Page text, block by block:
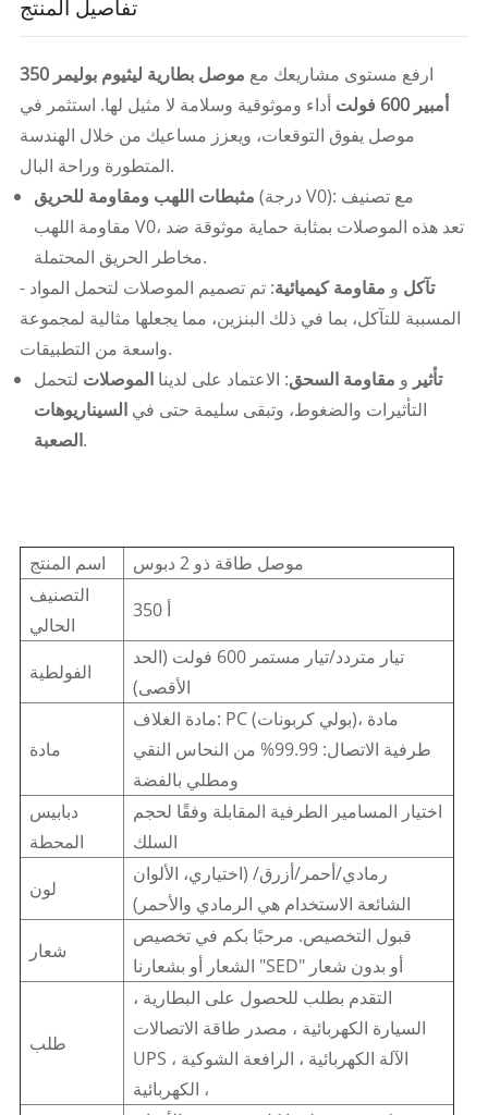
تفاصيل المنتج
ارفع مستوى مشاريعك مع
موصل بطارية ليثيوم بوليمر 350
أمبير 600 فولت
أداء وموثوقية وسلامة لا مثيل لها. استثمر في
موصل يفوق التوقعات، ويعزز مساعيك من خلال الهندسة
المتطورة وراحة البال.
مثبطات اللهب ومقاومة للحريق (درجة V0): مع تصنيف
مقاومة اللهب V0، تعد هذه الموصلات بمثابة حماية موثوقة ضد
مخاطر الحريق المحتملة.
-
تآكل و مقاومة كيميائية: تم تصميم الموصلات لتحمل المواد
المسببة للتآكل، بما في ذلك البنزين، مما يجعلها مثالية لمجموعة
واسعة من التطبيقات.
تأثير و مقاومة السحق: الاعتماد على لديناالموصلات لتحمل
التأثيرات والضغوط، وتبقى سليمة حتى فيالسيناريوهات
الصعبة.
اسم المنتج
موصل طاقة ذو 2 دبوس
التصنيف
الحالي
350 أ
الفولطية
تيار متردد/تيار مستمر 600 فولت (الحد
الأقصى)
مادة
مادة الغلاف: PC (بولي كربونات)، مادة
طرفية الاتصال: 99.99% من النحاس النقي
ومطلي بالفضة
دبابيس
المحطة
اختيار المسامير الطرفية المقابلة وفقًا لحجم
السلك
لون
رمادي/أحمر/أزرق/ (اختياري، الألوان
الشائعة الاستخدام هي الرمادي والأحمر)
شعار
قبول التخصيص. مرحبًا بكم في تخصيص
الشعار أو بشعارنا "SED" أو بدون شعار
طلب
التقدم بطلب للحصول على البطارية ،
السيارة الكهربائية ، مصدر طاقة الاتصالات
UPS ، الآلة الكهربائية ، الرافعة الشوكية
الكهربائية ،